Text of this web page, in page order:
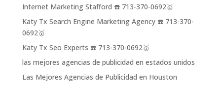
Internet Marketing Stafford ☎️ 713-370-0692🥇
Katy Tx Search Engine Marketing Agency ☎️ 713-370-
0692🥇
Katy Tx Seo Experts ☎️ 713-370-0692🥇
las mejores agencias de publicidad en estados unidos
Las Mejores Agencias de Publicidad en Houston